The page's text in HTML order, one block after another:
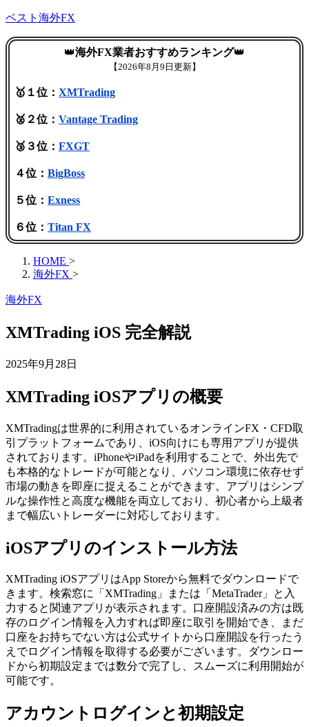
ベスト海外FX
👑海外FX業者おすすめランキング👑
【2026年8月9日更新】
🥇１位： XMTrading
🥈２位： Vantage Trading
🥉３位： FXGT
４位： BigBoss
５位： Exness
６位： Titan FX
HOME >
海外FX >
海外FX
XMTrading iOS 完全解説
2025年9月28日
XMTrading iOSアプリの概要
XMTradingは世界的に利用されているオンラインFX・CFD取
引プラットフォームであり、iOS向けにも専用アプリが提供
されております。iPhoneやiPadを利用することで、外出先で
も本格的なトレードが可能となり、パソコン環境に依存せず
市場の動きを即座に捉えることができます。アプリはシンプ
ルな操作性と高度な機能を両立しており、初心者から上級者
まで幅広いトレーダーに対応しております。
iOSアプリのインストール方法
XMTrading iOSアプリはApp Storeから無料でダウンロードで
きます。検索窓に「XMTrading」または「MetaTrader」と入
力すると関連アプリが表示されます。口座開設済みの方は既
存のログイン情報を入力すれば即座に取引を開始でき、まだ
口座をお持ちでない方は公式サイトから口座開設を行ったう
えでログイン情報を取得する必要がございます。ダウンロー
ドから初期設定までは数分で完了し、スムーズに利用開始が
可能です。
アカウントログインと初期設定